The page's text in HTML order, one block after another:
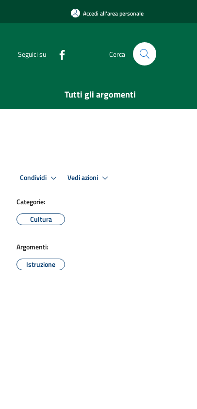
Accedi all'area personale
Seguici su Cerca
Tutti gli argomenti
Condividi Vedi azioni
Categorie:
Cultura
Argomenti:
Istruzione